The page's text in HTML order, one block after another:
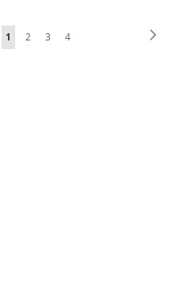
Pagina
Attualmente
1 Pagina
2 Pagina
3 Pagina
4